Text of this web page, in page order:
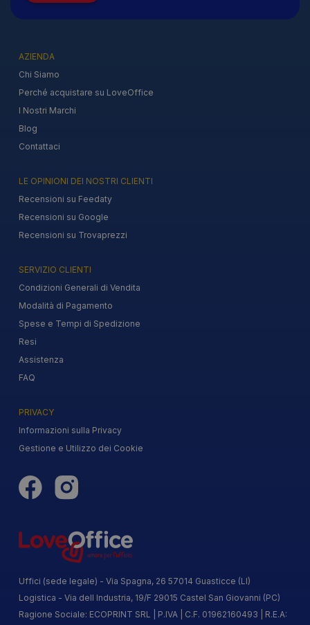
AZIENDA
Chi Siamo
Perché acquistare su LoveOffice
I Nostri Marchi
Blog
Contattaci
LE OPINIONI DEI NOSTRI CLIENTI
Recensioni su Feedaty
Recensioni su Google
Recensioni su Trovaprezzi
SERVIZIO CLIENTI
Condizioni Generali di Vendita
Modalità di Pagamento
Spese e Tempi di Spedizione
Resi
Assistenza
FAQ
PRIVACY
Informazioni sulla Privacy
Gestione e Utilizzo dei Cookie
Uffici (sede legale) - Via Spagna, 26 57014 Guasticce (LI)
Logistica - Via dell Industria, 19/F 29015 Castel San Giovanni (PC)
Ragione Sociale: ECOPRINT SRL | P.IVA | C.F. 01962160493 | R.E.A: